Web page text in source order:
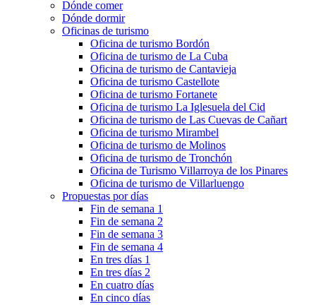
Dónde comer
Dónde dormir
Oficinas de turismo
Oficina de turismo Bordón
Oficina de turismo de La Cuba
Oficina de turismo de Cantavieja
Oficina de turismo Castellote
Oficina de turismo Fortanete
Oficina de turismo La Iglesuela del Cid
Oficina de turismo de Las Cuevas de Cañart
Oficina de turismo Mirambel
Oficina de turismo de Molinos
Oficina de turismo de Tronchón
Oficina de Turismo Villarroya de los Pinares
Oficina de turismo de Villarluengo
Propuestas por días
Fin de semana 1
Fin de semana 2
Fin de semana 3
Fin de semana 4
En tres días 1
En tres días 2
En cuatro días
En cinco días